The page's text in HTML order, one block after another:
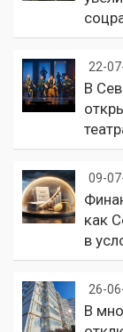
22-
В
09-
как
в
26-
В